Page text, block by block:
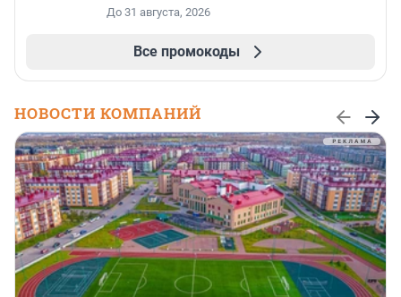
До 31 августа, 2026
Все промокоды
НОВОСТИ КОМПАНИЙ